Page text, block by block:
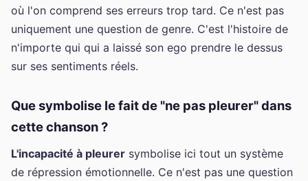
où l'on comprend ses erreurs trop tard. Ce n'est pas
uniquement une question de genre. C'est l'histoire de
n'importe qui qui a laissé son ego prendre le dessus
sur ses sentiments réels.
Que symbolise le fait de "ne pas pleurer" dans
cette chanson ?
L'incapacité à pleurer symbolise ici tout un système
de répression émotionnelle. Ce n'est pas une question